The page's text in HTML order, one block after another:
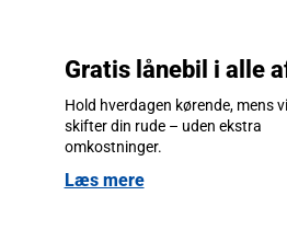
Gratis lånebil i alle
Hold hverdagen kørende, mens vi
skifter din rude – uden ekstra
omkostninger.
Læs mere